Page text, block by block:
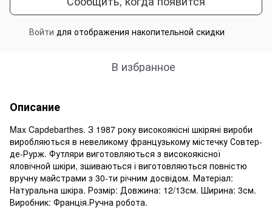
Войти для отображения накопительной скидки
В избранное
Описание
Max Capdebarthes. З 1987 року високоякісні шкіряні вироби
виробляються в невеликому французькому містечку Совтер-
де-Рурж. Футляри виготовляються з високоякісної
яловічной шкіри, зшиваються і виготовляються повністю
вручну майстрами з 30-ти річним досвідом. Матеріал:
Натуральна шкіра. Розмір: Довжина: 12/13см. Ширина: 3см.
Виробник: Франція.Ручна робота.